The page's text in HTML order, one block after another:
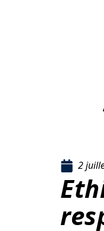
2